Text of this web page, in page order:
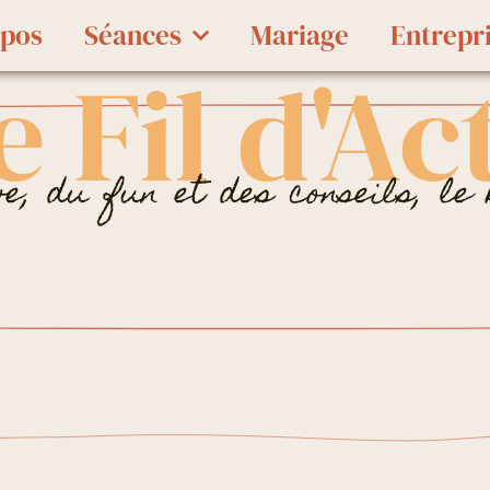
Séances Mariage
Fil
du fun et des conseils,